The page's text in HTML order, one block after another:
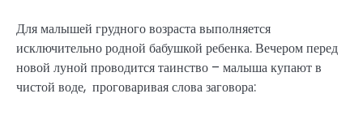
Для малышей грудного возраста выполняется
исключительно родной бабушкой ребенка. Вечером перед
новой луной проводится таинство – малыша купают в
чистой воде, проговаривая слова заговора: